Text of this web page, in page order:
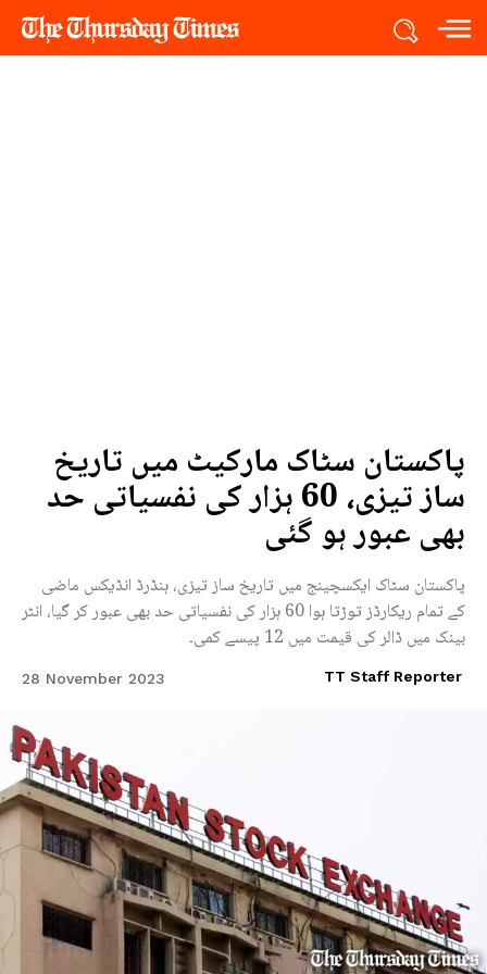
پاکستان سٹاک مارکیٹ میں تاریخ
ساز تیزی، 60 ہزار کی نفسیاتی حد
بھی عبور ہو گئی
پاکستان سٹاک ایکسچینج میں تاریخ ساز تیزی، ہنڈرڈ انڈیکس ماضی
کے تمام ریکارڈز توڑتا ہوا 60 ہزار کی نفسیاتی حد بھی عبور کر گیا، انٹر
بینک میں ڈالر کی قیمت میں 12 پیسے کمی۔
TT Staff Reporter
28 November 2023